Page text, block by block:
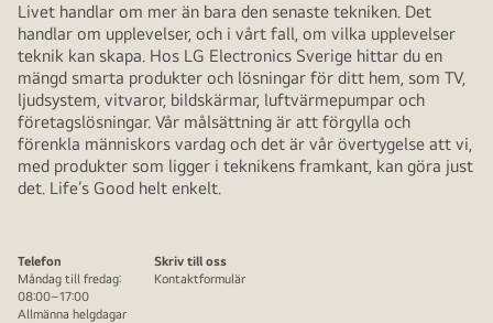
Livet handlar om mer än bara den senaste tekniken. Det
handlar om upplevelser, och i vårt fall, om vilka upplevelser
teknik kan skapa. Hos LG Electronics Sverige hittar du en
mängd smarta produkter och lösningar för ditt hem, som TV,
ljudsystem, vitvaror, bildskärmar, luftvärmepumpar och
företagslösningar. Vår målsättning är att förgylla och
förenkla människors vardag och det är vår övertygelse att vi,
med produkter som ligger i teknikens framkant, kan göra just
det. Life’s Good helt enkelt.
Telefon
Måndag till fredag:
08:00–17:00
Allmänna helgdagar
Skriv till oss
Kontaktformulär